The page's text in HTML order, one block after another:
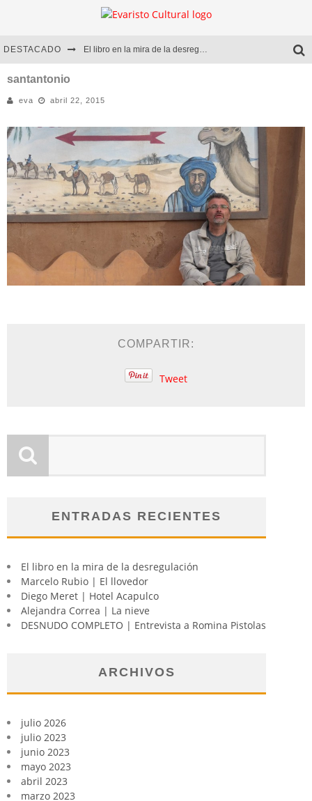
DESTACADO El libro en la mira de la desregulación
Diego Meret | Hotel Acapulco
Alejandra Correa | La nieve
santantonio
eva abril 22, 2015
COMPARTIR:
Tweet
ENTRADAS RECIENTES
El libro en la mira de la desregulación
Marcelo Rubio | El llovedor
Diego Meret | Hotel Acapulco
Alejandra Correa | La nieve
DESNUDO COMPLETO | Entrevista a Romina Pistolas
ARCHIVOS
julio 2026
julio 2023
junio 2023
mayo 2023
abril 2023
marzo 2023